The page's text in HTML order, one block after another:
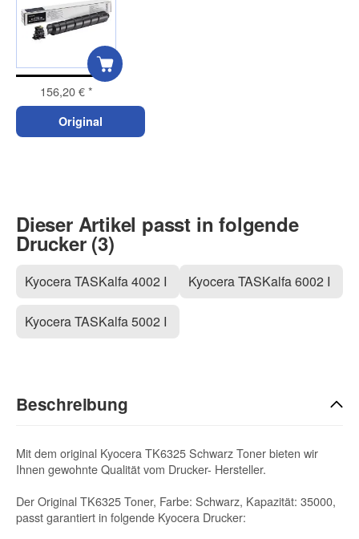
156,20 €*
Original
Dieser Artikel passt in folgende
Drucker (3)
Kyocera TASKalfa 4002 I
Kyocera TASKalfa 5002 I
Kyocera TASKalfa 6002 I
Beschreibung
Mit dem original Kyocera TK6325 Schwarz Toner bieten wir
Ihnen gewohnte Qualität vom Drucker- Hersteller.
Der Original TK6325 Toner, Farbe: Schwarz, Kapazität: 35000,
passt garantiert in folgende Kyocera Drucker: